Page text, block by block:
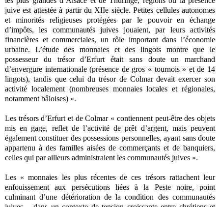
juive est attestée à partir du XIIe siècle. Petites cellules autonomes
et minorités religieuses protégées par le pouvoir en échange
d’impôts, les communautés juives jouaient, par leurs activités
financières et commerciales, un rôle important dans l’économie
urbaine. L’étude des monnaies et des lingots montre que le
possesseur du trésor d’Erfurt était sans doute un marchand
d’envergure internationale (présence de gros « tournois » et de 14
lingots), tandis que celui du trésor de Colmar devait exercer son
activité localement (nombreuses monnaies locales et régionales,
notamment bâloises) ».
Les trésors d’Erfurt et de Colmar « contiennent peut-être des objets
mis en gage, reflet de l’activité de prêt d’argent, mais peuvent
également constituer des possessions personnelles, ayant sans doute
appartenu à des familles aisées de commerçants et de banquiers,
celles qui par ailleurs administraient les communautés juives ».
Les « monnaies les plus récentes de ces trésors rattachent leur
enfouissement aux persécutions liées à la Peste noire, point
culminant d’une détérioration de la condition des communautés